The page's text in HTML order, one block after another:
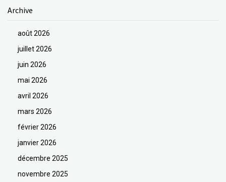
Archive
août 2026
juillet 2026
juin 2026
mai 2026
avril 2026
mars 2026
février 2026
janvier 2026
décembre 2025
novembre 2025